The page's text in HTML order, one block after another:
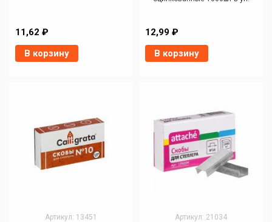
11,62 ₽
В корзину
12,99 ₽
В корзину
Артикул: 13451
Артикул: 21034